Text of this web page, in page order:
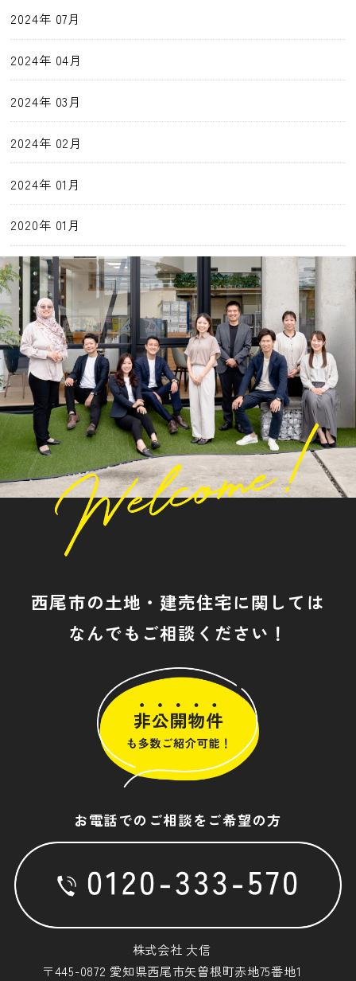
2024年 07月
2024年 04月
2024年 03月
2024年 02月
2024年 01月
2020年 01月
西尾市の土地・建売住宅に関しては
なんでもご相談ください！
お電話でのご相談をご希望の方
株式会社 大信
〒445-0872 愛知県西尾市矢曽根町赤地75番地1